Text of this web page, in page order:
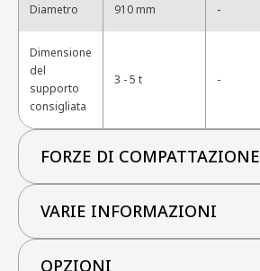
Diametro 910 mm -
Dimensione
del
supporto
consigliata
3 - 5 t -
FORZE DI COMPATTAZIONE
VARIE INFORMAZIONI
OPZIONI